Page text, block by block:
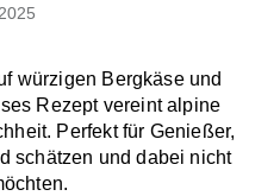
würzigen Bergkäse und
Rezept vereint alpine
Perfekt für Genießer,
schätzen und dabei nicht